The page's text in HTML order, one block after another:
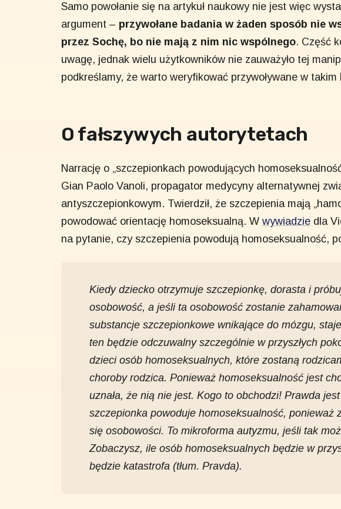
Samo powołanie się na artykuł naukowy nie jest więc
argument – przywołane badania w żaden sposób nie
przez Sochę, bo nie mają z nim nic wspólnego. Część
uwagę, jednak wielu użytkowników nie zauważyło tej
podkreślamy, że warto weryfikować przywoływane w
O fałszywych autorytetach
Narrację o „szczepionkach powodujących
Gian Paolo Vanoli, propagator medycyny alternatywnej
antyszczepionkowym. Twierdził, że szczepienia mają
powodować orientację homoseksualną. W wywiadzie dla
na pytanie, czy szczepienia powodują homoseksualność,
Kiedy dziecko otrzymuje szczepionkę, dorasta i
osobowość, a jeśli ta osobowość zostanie
substancje szczepionkowe wnikające do mózgu,
ten będzie odczuwalny szczególnie w przyszłych
dzieci osób homoseksualnych, które zostaną
choroby rodzica. Ponieważ homoseksualność jest
uznała, że ​​nią nie jest. Kogo to obchodzi! Prawda
szczepionka powoduje homoseksualność, ponieważ
się osobowości. To mikroforma autyzmu, jeśli tak
Zobaczysz, ile osób homoseksualnych będzie w
będzie katastrofa (tłum. Pravda).